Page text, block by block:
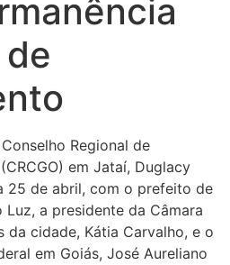
Regional de
em Jataí, Duglacy
25 de abril, com o prefeito de
a presidente da Câmara
da cidade, Kátia Carvalho, e o
em Goiás, José Aureliano